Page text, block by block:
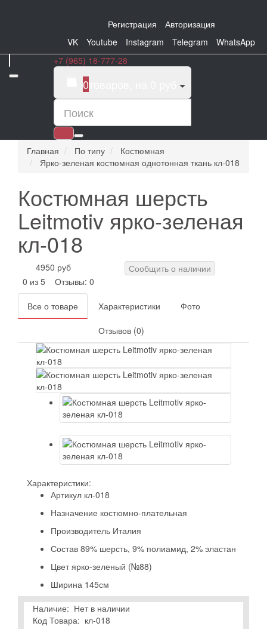
Регистрация
Авторизация
VK
Youtube Instagram Telegram
WhatsApp
+7 (965) 18-777-28
0
Главная По типу
Костюмная
Ярко-зеленая костюмная однотонная ткань кл-018
Костюмная шерсть
Leitmotiv ярко-зеленая
кл-018
4950 руб
Сообщить о наличии
0 из 5
Отзывы: 0
Все о товаре Характеристики Фото
Отзывов (0)
Характеристики:
Артикул кл-018
Назначение костюмно-плательная
Производитель Италия
Состав 89% шерсть, 9% полиамид, 2% эластан
Цвет ярко-зеленый (№88)
Ширина 145см
Наличие: Нет в наличии
Код Товара: кл-018